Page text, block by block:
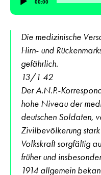
Player
00:00
Die medizinische
Hirn- und
gefährlich.
13/1 42
Der A.N.P.-
hohe Niveau der
deutschen Soldaten,
Zivilbevölkerung
Volkskraft sorgfältig
früher und
1914 allgemein